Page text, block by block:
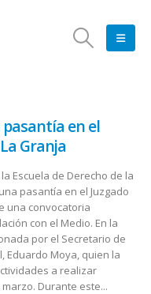
en el
Granja
Escuela de Derecho de la
pasantía en el Juzgado
una convocatoria
con el Medio. En la
por el Secretario de
Eduardo Moya, quien la
a realizar
Durante este...